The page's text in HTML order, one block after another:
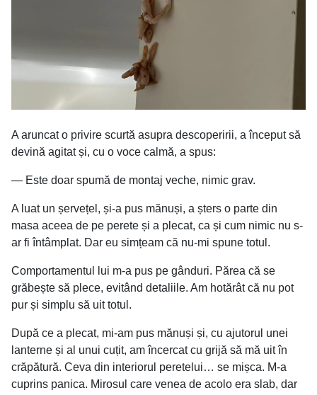
A aruncat o privire scurtă asupra descoperirii, a început să
devină agitat și, cu o voce calmă, a spus:
— Este doar spumă de montaj veche, nimic grav.
A luat un șervețel, și-a pus mănuși, a șters o parte din
masa aceea de pe perete și a plecat, ca și cum nimic nu s-
ar fi întâmplat. Dar eu simțeam că nu-mi spune totul.
Comportamentul lui m-a pus pe gânduri. Părea că se
grăbește să plece, evitând detaliile. Am hotărât că nu pot
pur și simplu să uit totul.
După ce a plecat, mi-am pus mănuși și, cu ajutorul unei
lanterne și al unui cuțit, am încercat cu grijă să mă uit în
crăpătură. Ceva din interiorul peretelui… se mișca. M-a
cuprins panica. Mirosul care venea de acolo era slab, dar